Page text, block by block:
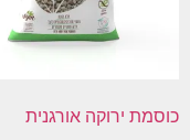
כוסמת ירוקה אורגנית